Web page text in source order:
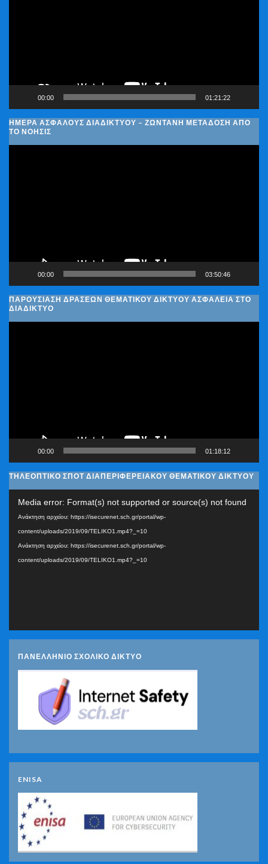
00:00 01:21:22
ΗΜΈΡΑ ΑΣΦΑΛΟΎΣ ΔΙΑΔΙΚΤΎΟΥ – ΖΩΝΤΑΝΉ ΜΕΤΆΔΟΣΗ ΑΠΌ
ΤΟ ΝΟΗΣΙΣ
00:00 03:50:46
ΠΑΡΟΥΣΊΑΣΗ ΔΡΆΣΕΩΝ ΘΕΜΑΤΙΚΟΎ ΔΙΚΤΎΟΥ ΑΣΦΆΛΕΙΑ ΣΤΟ
ΔΙΑΔΊΚΤΥΟ
00:00 01:18:12
ΤΗΛΕΟΠΤΙΚΟ ΣΠΟΤ ΔΙΑΠΕΡΙΦΕΡΕΙΑΚΟΥ ΘΕΜΑΤΙΚΟΥ ΔΙΚΤΥΟΥ
Media error: Format(s) not supported or source(s) not found
Ανάκτηση αρχείου: https://isecurenet.sch.gr/portal/wp-
content/uploads/2019/09/TELIKO1.mp4?_=10
Ανάκτηση αρχείου: https://isecurenet.sch.gr/portal/wp-
content/uploads/2019/09/TELIKO1.mp4?_=10
ΠΑΝΕΛΛΗΝΙΟ ΣΧΟΛΙΚΟ ΔΙΚΤΥΟ
ENISA